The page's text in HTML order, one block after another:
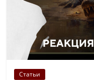
Статьи